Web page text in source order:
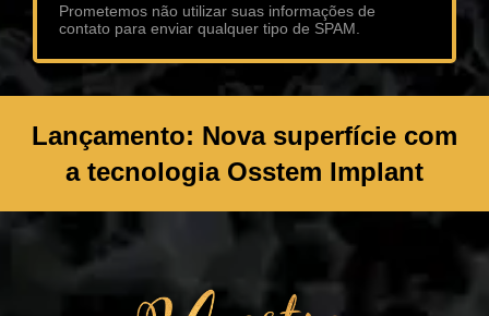
Prometemos não utilizar suas informações de
contato para enviar qualquer tipo de SPAM.
Lançamento: Nova superfície com
a tecnologia Osstem Implant